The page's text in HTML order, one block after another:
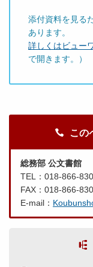
添付資料を見る
あります。
詳しくはビュー
で開きます。）
この
総務部 公文書館
TEL：018-866-
FAX：018-866-
E-mail：